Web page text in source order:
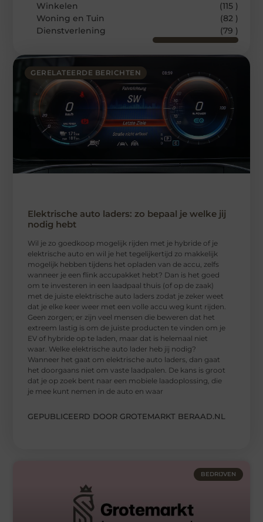
GERELATEERDE BERICHTEN
Elektrische auto laders: zo bepaal je welke jij
nodig hebt
Wil je zo goedkoop mogelijk rijden met je hybride of je
elektrische auto en wil je het tegelijkertijd zo makkelijk
mogelijk hebben tijdens het opladen van de accu, zelfs
wanneer je een flink accupakket hebt? Dan is het goed
om te investeren in een laadpaal thuis (of op de zaak)
met de juiste elektrische auto laders zodat je zeker weet
dat je elke keer weer met een volle accu weg kunt rijden.
Geen zorgen; er zijn veel mensen die beweren dat het
extreem lastig is om de juiste producten te vinden om je
EV of hybride op te laden, maar dat is helemaal niet
waar. Welke elektrische auto lader heb jij nodig?
Wanneer het gaat om elektrische auto laders, dan gaat
het doorgaans niet om vaste laadpalen. De kans is groot
dat je op zoek bent naar een mobiele laadoplossing, die
je mee kunt nemen in de auto en waar
GEPUBLICEERD DOOR GROTEMARKT BERAAD.NL
Winkelen
(115 )
Woning en Tuin
(82 )
Dienstverlening
(79 )
BEDRIJVEN